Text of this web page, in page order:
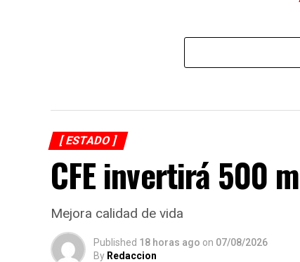
[ ESTADO ]
CFE invertirá 500
Mejora calidad de vida
Published 18 horas ago on 07/08/2026
By Redaccion